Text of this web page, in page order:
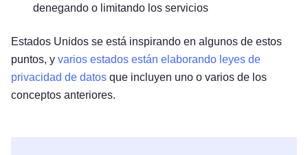
denegando o limitando los servicios
Estados Unidos se está inspirando en algunos de estos
puntos, y varios estados están elaborando leyes de
privacidad de datos que incluyen uno o varios de los
conceptos anteriores.